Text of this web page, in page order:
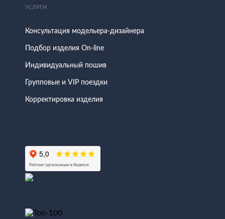
УСЛУГИ
Консультация модельера-дизайнера
Подбор изделия On-line
Индивидуальный пошив
Групповые и VIP поездки
Корректировка изделия